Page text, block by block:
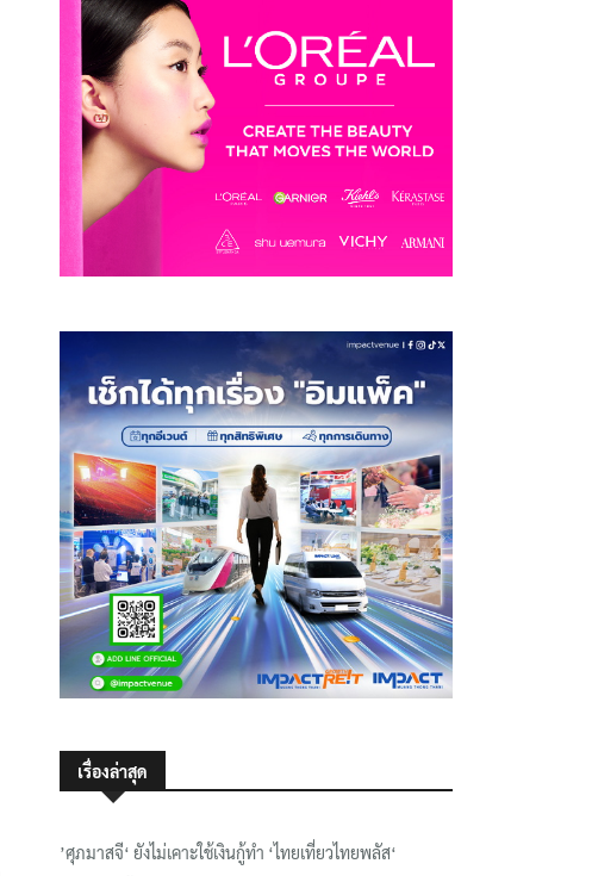
เรื่องล่าสุด
’ศุภมาสจี‘ ยังไม่เคาะใช้เงินกู้ทำ ‘ไทยเที่ยวไทยพลัส‘